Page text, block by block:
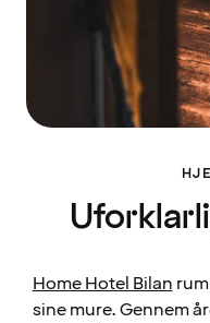
Home Hotel Bilan
sine mure. Gennem